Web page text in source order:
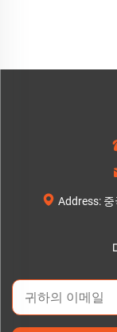
Address: